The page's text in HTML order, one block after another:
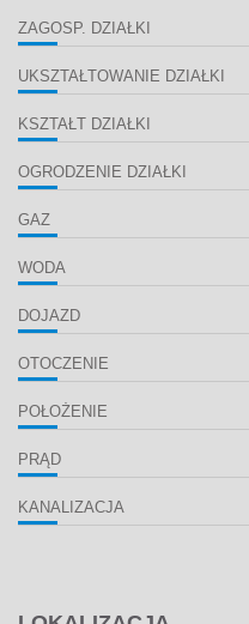
ZAGOSP. DZIAŁKI
UKSZTAŁTOWANIE DZIAŁKI
KSZTAŁT DZIAŁKI
OGRODZENIE DZIAŁKI
GAZ
WODA
DOJAZD
OTOCZENIE
POŁOŻENIE
PRĄD
KANALIZACJA